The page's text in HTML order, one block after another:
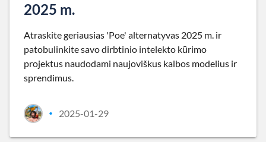
2025 m.
Atraskite geriausias 'Poe' alternatyvas 2025 m. ir
patobulinkite savo dirbtinio intelekto kūrimo
projektus naudodami naujoviškus kalbos modelius ir
sprendimus.
• 2025-01-29